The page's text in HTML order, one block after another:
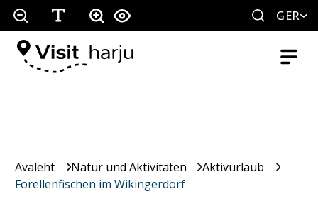
GER
Avaleht Natur und Aktivitäten
Aktivurlaub
Forellenfischen im Wikingerdorf